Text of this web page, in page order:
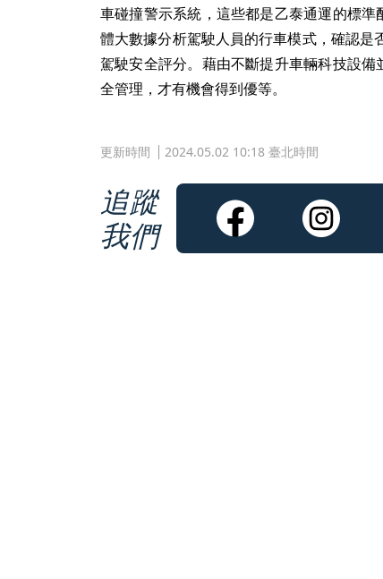
車碰撞警示系統，這些都是乙泰通運的標
體大數據分析駕駛人員的行車模式，確認
駕駛安全評分。藉由不斷提升車輛科技設
全管理，才有機會得到優等。
更新時間 2024.05.02 10:18 臺北時間
追蹤
我們